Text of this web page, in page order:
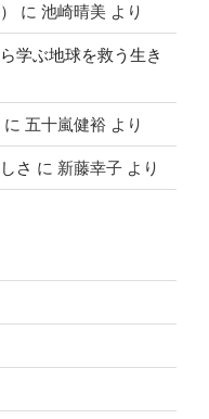
に 池崎晴美 より
学ぶ地球を救う生き
に 五十嵐健裕 より
さ に 新藤幸子 より